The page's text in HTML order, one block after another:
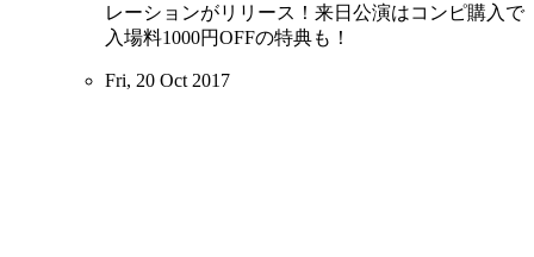
レーションがリリース！来日公演はコンピ購入で
入場料1000円OFFの特典も！
Fri, 20 Oct 2017